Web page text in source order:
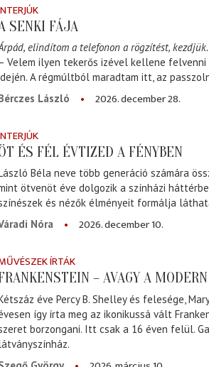
SENKI FÁJA
elindítom a telefonon a rögzítést, kezdjük.
– Velem ilyen tekerős izével kellene
A régmúltból maradtam itt, az
László
2026. december 28.
ÉS FÉL ÉVTIZED A FÉNYBEN
Béla neve több generáció számára
ötvenöt éve dolgozik a színházi
és nézők élményeit formálja
Nóra
2026. december 10.
ÍRTÁK
– AVAGY A
éve Percy B. Shelley és felesége,
így írta meg az ikonikussá vált
borzongani. Itt csak a 16 éven felül.